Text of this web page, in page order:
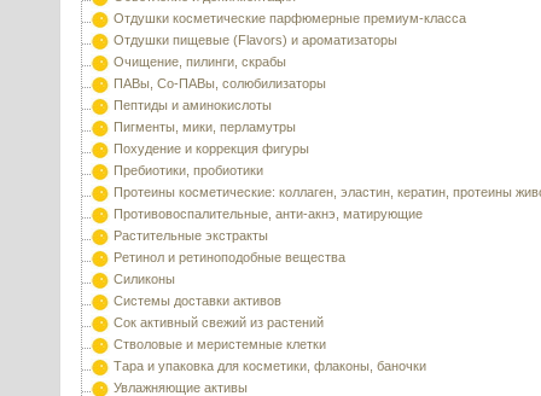
Отдушки косметические парфюмерные премиум-класса
Отдушки пищевые (Flavors) и ароматизаторы
Очищение, пилинги, скрабы
ПАВы, Со-ПАВы, солюбилизаторы
Пептиды и аминокислоты
Пигменты, мики, перламутры
Похудение и коррекция фигуры
Пребиотики, пробиотики
Протеины косметические: коллаген, эластин, кератин, протеины
Противовоспалительные, анти-акнэ, матирующие
Растительные экстракты
Ретинол и ретиноподобные вещества
Силиконы
Системы доставки активов
Сок активный свежий из растений
Стволовые и меристемные клетки
Тара и упаковка для косметики, флаконы, баночки
Увлажняющие активы